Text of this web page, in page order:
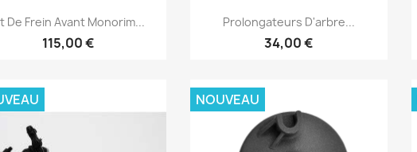
Aperçu rapide
De Frein Avant Monorim...
115,00 €
Aperçu rapide
Prolongateurs D'arbre...
34,00 €
NOUVEAU